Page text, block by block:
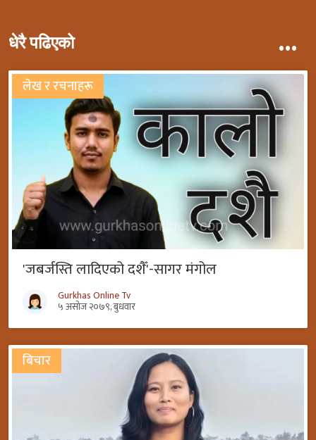
धेरै पढिएको ...
लेख र रचनाहरू
'जबर्जस्ति लादिएको दशैँ'-सागर मंगोल
Gurkhas Online Tv
५ असोज २०७९, बुधवार
बिचार